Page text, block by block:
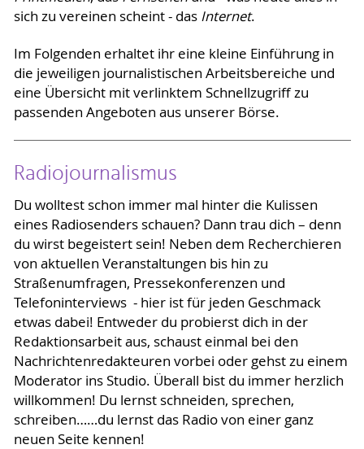
sich zu vereinen scheint - das Internet.
Im Folgenden erhaltet ihr eine kleine Einführung in
die jeweiligen journalistischen Arbeitsbereiche und
eine Übersicht mit verlinktem Schnellzugriff zu
passenden Angeboten aus unserer Börse.
Radiojournalismus
Du wolltest schon immer mal hinter die Kulissen
eines Radiosenders schauen? Dann trau dich – denn
du wirst begeistert sein! Neben dem Recherchieren
von aktuellen Veranstaltungen bis hin zu
Straßenumfragen, Pressekonferenzen und
Telefoninterviews - hier ist für jeden Geschmack
etwas dabei! Entweder du probierst dich in der
Redaktionsarbeit aus, schaust einmal bei den
Nachrichtenredakteuren vorbei oder gehst zu einem
Moderator ins Studio. Überall bist du immer herzlich
willkommen! Du lernst schneiden, sprechen,
schreiben……du lernst das Radio von einer ganz
neuen Seite kennen!